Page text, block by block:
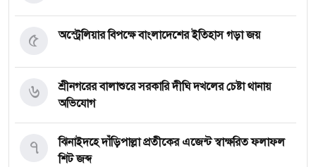
অস্ট্রেলিয়ার বিপক্ষে বাংলাদেশের ইতিহাস গড়া জয়
৫
শ্রীনগরের বালাশুরে সরকারি দীঘি দখলের চেষ্টা থানায়
অভিযোগ
৬
ঝিনাইদহে দাঁড়িপাল্লা প্রতীকের এজেন্ট স্বাক্ষরিত ফলাফল
শিট জব্দ
৭